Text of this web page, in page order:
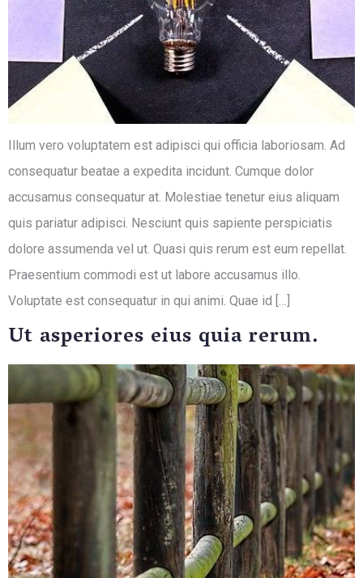
Illum vero voluptatem est adipisci qui officia laboriosam. Ad
consequatur beatae a expedita incidunt. Cumque dolor
accusamus consequatur at. Molestiae tenetur eius aliquam
quis pariatur adipisci. Nesciunt quis sapiente perspiciatis
dolore assumenda vel ut. Quasi quis rerum est eum repellat.
Praesentium commodi est ut labore accusamus illo.
Voluptate est consequatur in qui animi. Quae id […]
Ut asperiores eius quia rerum.